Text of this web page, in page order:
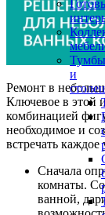
Тумбы
и
Ремонт в
Ключевое в этой
комбинацией
необходимое и
встречать каждое
Сначала
комнаты.
ванной,